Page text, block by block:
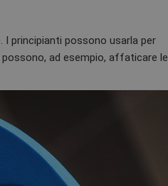
principianti possono usarla per
ad esempio, affaticare le